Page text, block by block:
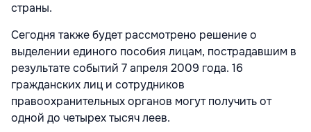
страны.
Сегодня также будет рассмотрено решение о
выделении единого пособия лицам, пострадавшим в
результате событий 7 апреля 2009 года. 16
гражданских лиц и сотрудников
правоохранительных органов могут получить от
одной до четырех тысяч леев.